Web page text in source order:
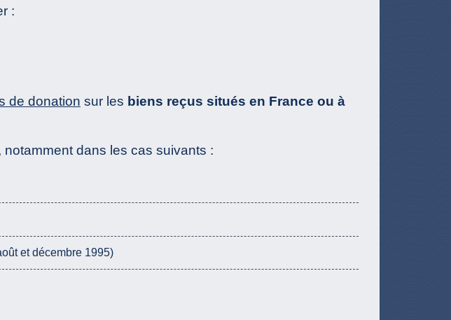
:
de donation sur les biens reçus situés en France ou à
dans les cas suivants :
et décembre 1995)